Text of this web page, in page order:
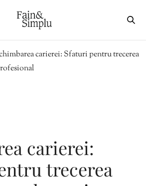
carierei: Sfaturi pentru trecerea
carierei:
trecerea